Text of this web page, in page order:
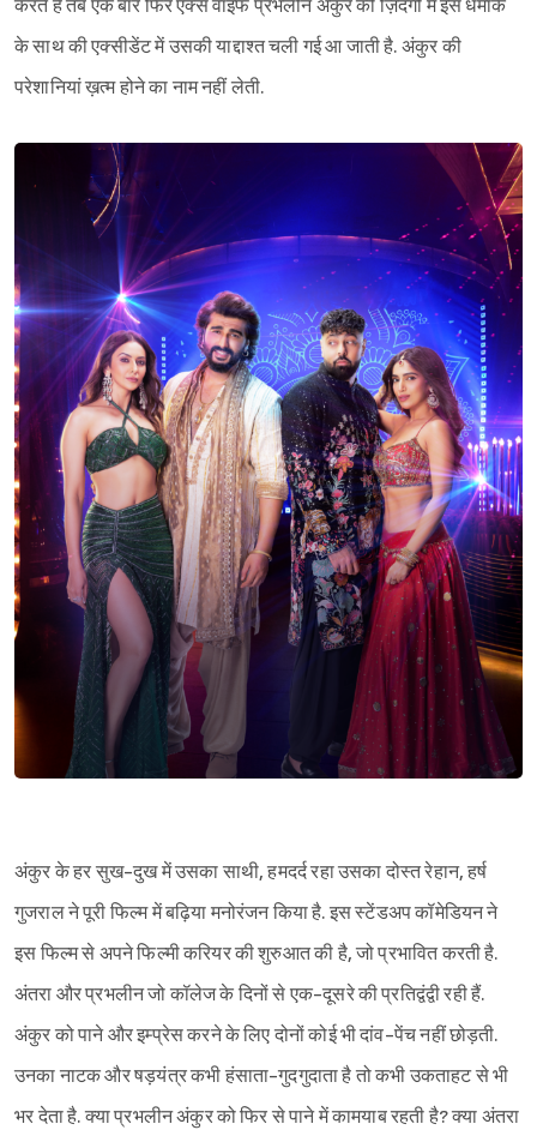
करते हैं तब एक बार फिर एक्स वाइफ प्रभलीन अंकुर की ज़िंदगी में इस धमाके
के साथ की एक्सीडेंट में उसकी याद्दाश्त चली गई आ जाती है. अंकुर की
परेशानियां ख़त्म होने का नाम नहीं लेती.
अंकुर के हर सुख-दुख में उसका साथी, हमदर्द रहा उसका दोस्त रेहान, हर्ष
गुजराल ने पूरी फिल्म में बढ़िया मनोरंजन किया है. इस स्टेंडअप कॉमेडियन ने
इस फिल्म से अपने फिल्मी करियर की शुरुआत की है, जो प्रभावित करती है.
अंतरा और प्रभलीन जो कॉलेज के दिनों से एक-दूसरे की प्रतिद्वंद्वी रही हैं.
अंकुर को पाने और इम्प्रेस करने के लिए दोनों कोई भी दांव-पेंच नहीं छोड़ती.
उनका नाटक और षड़यंत्र कभी हंसाता-गुदगुदाता है तो कभी उकताहट से भी
भर देता है. क्या प्रभलीन अंकुर को फिर से पाने में कामयाब रहती है? क्या अंतरा